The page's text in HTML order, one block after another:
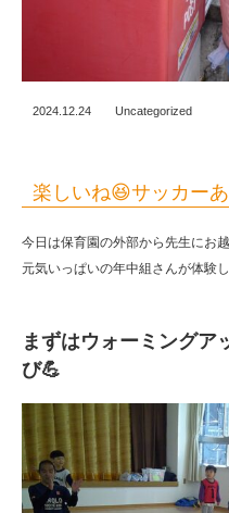
2024.12.24 Uncategorized
楽しいね😆サッカー
今日は保育園の外部から先生にお
元気いっぱいの年中組さんが体験
まずはウォーミングア
び💪